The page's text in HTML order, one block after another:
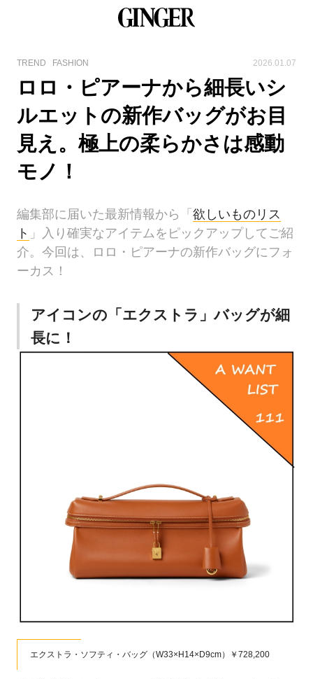
TREND FASHION 2026.01.07
ロロ・ピアーナから細長いシ
ルエットの新作バッグがお目
見え。極上の柔らかさは感動
モノ！
編集部に届いた最新情報から「欲しいものリス
ト 」入り確実なアイテムをピックアップしてご紹
介。今回は、ロロ・ピアーナの新作バッグにフォ
ーカス！
アイコンの「エクストラ」バッグが細
長に！
エクストラ・ソフティ・バッグ（W33×H14×D9cm）￥728,200